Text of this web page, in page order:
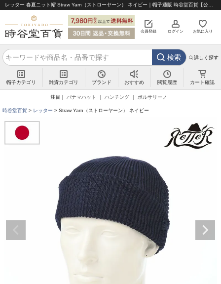
会員登録 ログイン お気に入り
検索 詳しく探す
帽子カテゴリ 雑貨カテゴリ ブランド おすすめ 閲覧履歴 カート確認
注目 パナマハット ハンチング ボルサリーノ
時谷堂百貨 レッター Straw Yarn（ストローヤーン） ネイビー